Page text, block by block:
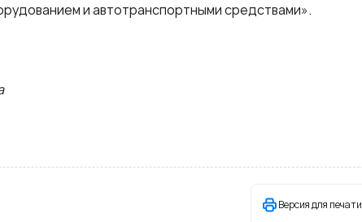
и автотранспортными средствами».
Версия для печати